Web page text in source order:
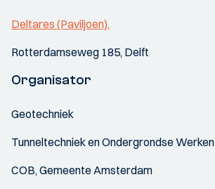
Deltares (Paviljoen),
Rotterdamseweg 185, Delft
Organisator
Geotechniek
Tunneltechniek en Ondergrondse Werken
COB, Gemeente Amsterdam